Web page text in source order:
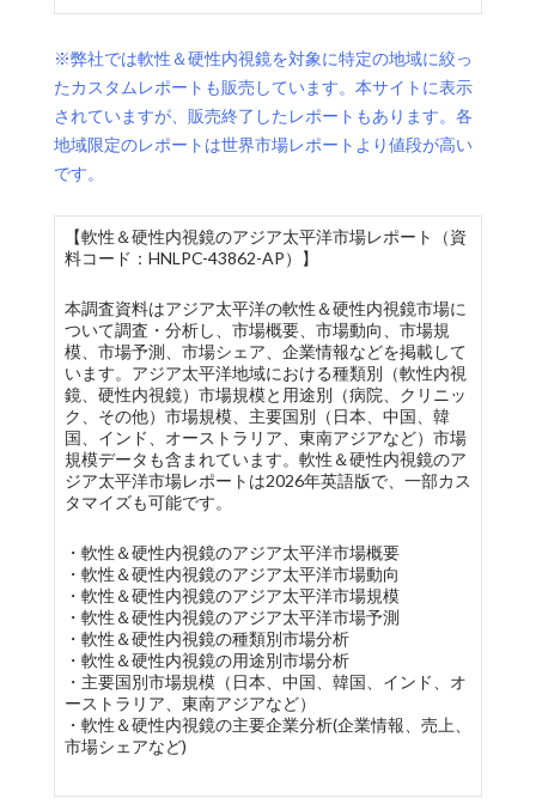
※弊社では軟性＆硬性内視鏡を対象に特定の地域に絞っ
たカスタムレポートも販売しています。本サイトに表示
されていますが、販売終了したレポートもあります。各
地域限定のレポートは世界市場レポートより値段が高い
です。
【軟性＆硬性内視鏡のアジア太平洋市場レポート（資
料コード：HNLPC-43862-AP）】
本調査資料はアジア太平洋の軟性＆硬性内視鏡市場に
ついて調査・分析し、市場概要、市場動向、市場規
模、市場予測、市場シェア、企業情報などを掲載して
います。アジア太平洋地域における種類別（軟性内視
鏡、硬性内視鏡）市場規模と用途別（病院、クリニッ
ク、その他）市場規模、主要国別（日本、中国、韓
国、インド、オーストラリア、東南アジアなど）市場
規模データも含まれています。軟性＆硬性内視鏡のア
ジア太平洋市場レポートは2026年英語版で、一部カス
タマイズも可能です。
・軟性＆硬性内視鏡のアジア太平洋市場概要
・軟性＆硬性内視鏡のアジア太平洋市場動向
・軟性＆硬性内視鏡のアジア太平洋市場規模
・軟性＆硬性内視鏡のアジア太平洋市場予測
・軟性＆硬性内視鏡の種類別市場分析
・軟性＆硬性内視鏡の用途別市場分析
・主要国別市場規模（日本、中国、韓国、インド、オ
ーストラリア、東南アジアなど）
・軟性＆硬性内視鏡の主要企業分析(企業情報、売上、
市場シェアなど)